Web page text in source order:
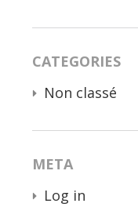
CATEGORIES
Non classé
META
Log in